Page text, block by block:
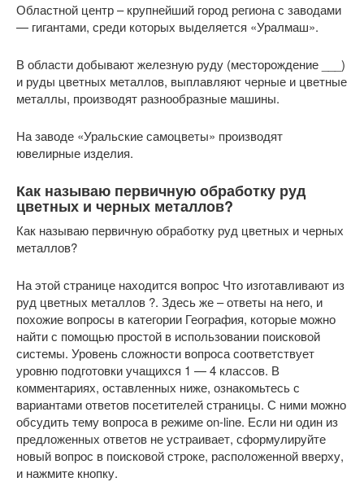
Областной центр – крупнейший город региона с заводами
— гигантами, среди которых выделяется «Уралмаш».
В области добывают железную руду (месторождение ___)
и руды цветных металлов, выплавляют черные и цветные
металлы, производят разнообразные машины.
На заводе «Уральские самоцветы» производят
ювелирные изделия.
Как называю первичную обработку руд
цветных и черных металлов?
Как называю первичную обработку руд цветных и черных
металлов?
На этой странице находится вопрос Что изготавливают из
руд цветных металлов ?. Здесь же – ответы на него, и
похожие вопросы в категории География, которые можно
найти с помощью простой в использовании поисковой
системы. Уровень сложности вопроса соответствует
уровню подготовки учащихся 1 — 4 классов. В
комментариях, оставленных ниже, ознакомьтесь с
вариантами ответов посетителей страницы. С ними можно
обсудить тему вопроса в режиме on-line. Если ни один из
предложенных ответов не устраивает, сформулируйте
новый вопрос в поисковой строке, расположенной вверху,
и нажмите кнопку.